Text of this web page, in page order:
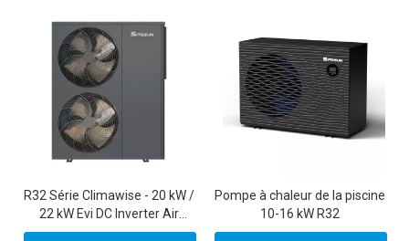
R32 Série Climawise - 20 kW /
22 kW Evi DC Inverter Air
Souce Heat Pompes
Pompe à chaleur de la piscine
10-16 kW R32